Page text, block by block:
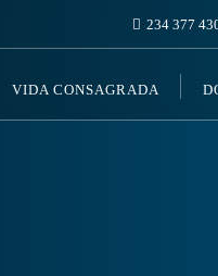
234 377
VIDA CONSAGRADA